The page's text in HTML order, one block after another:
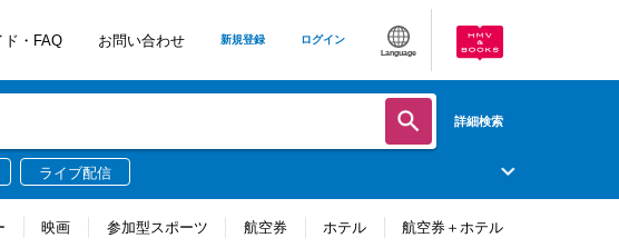
ド・FAQ お問い合わせ 新規登録 ログイン
Language
詳細検索
ライブ配信
映画 参加型スポーツ 航空券 ホテル 航空券＋ホテル